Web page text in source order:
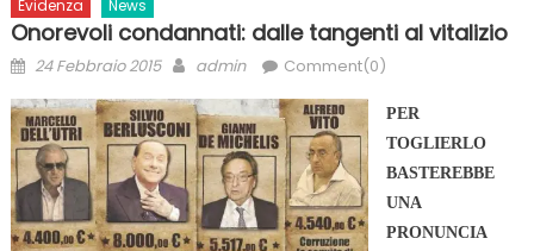
Evidenza News
Onorevoli condannati: dalle tangenti al vitalizio
Posted
24 Febbraio 2015 Author
admin Comment(0)
PER
TOGLIERLO
BASTEREBBE
UNA
PRONUNCIA